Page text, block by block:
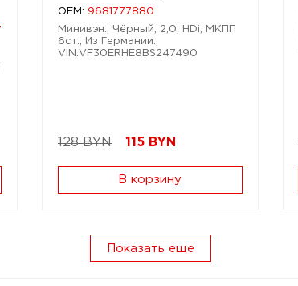
OEM: 9681777880
Минивэн.; Чёрный; 2,0; HDi; МКПП
6ст.; Из Германии.;
VIN:VF30ERHE8BS247490
128 BYN 115 BYN
В корзину
Показать еще